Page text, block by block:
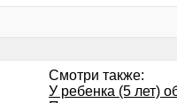
Смотри также:
У ребенка (5 лет)